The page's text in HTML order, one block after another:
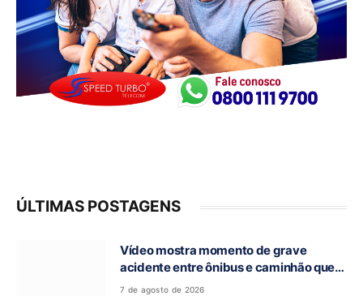
ÚLTIMAS POSTAGENS
Vídeo mostra momento de grave
acidente entre ônibus e caminhão que
deixou cinco mortos na GO-010, em
7 de agosto de 2026